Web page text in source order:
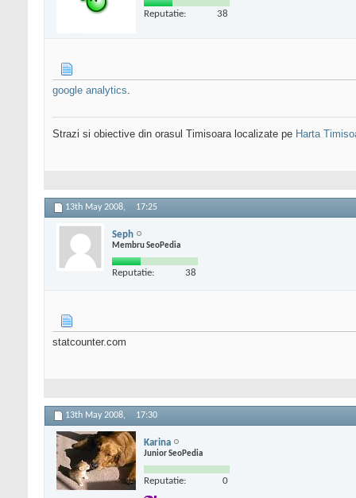
Reputatie: 38
google analytics.
Strazi si obiective din orasul Timisoara localizate pe Harta
13th May 2008, 17:25
Seph
Membru SeoPedia
Reputatie: 38
statcounter.com
13th May 2008, 17:30
Karina
Junior SeoPedia
Reputatie: 0